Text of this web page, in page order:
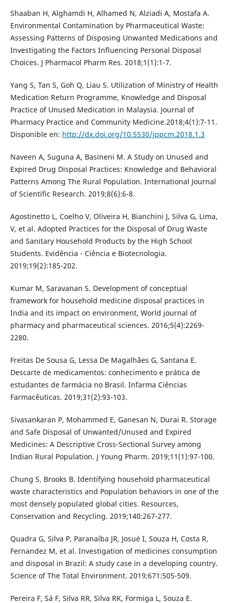
Shaaban H, Alghamdi H, Alhamed N, Alziadi A, Mostafa A.
Environmental Contamination by Pharmaceutical Waste:
Assessing Patterns of Disposing Unwanted Medications and
Investigating the Factors Influencing Personal Disposal
Choices. J Pharmacol Pharm Res. 2018;1(1):1-7.
Yang S, Tan S, Goh Q, Liau S. Utilization of Ministry of Health
Medication Return Programme, Knowledge and Disposal
Practice of Unused Medication in Malaysia. Journal of
Pharmacy Practice and Community Medicine.2018;4(1):7-11.
Disponible en: http://dx.doi.org/10.5530/jppcm.2018.1.3
Naveen A, Suguna A, Basineni M. A Study on Unused and
Expired Drug Disposal Practices: Knowledge and Behavioral
Patterns Among The Rural Population. International Journal
of Scientific Research. 2019;8(6):6-8.
Agostinetto L, Coelho V, Oliveira H, Bianchini J, Silva G, Lima,
V, et al. Adopted Practices for the Disposal of Drug Waste
and Sanitary Household Products by the High School
Students. Evidência - Ciência e Biotecnologia.
2019;19(2):185-202.
Kumar M, Saravanan S. Development of conceptual
framework for household medicine disposal practices in
India and its impact on environment, World journal of
pharmacy and pharmaceutical sciences. 2016;5(4):2269-
2280.
Freitas De Sousa G, Lessa De Magalhães G, Santana E.
Descarte de medicamentos: conhecimento e prática de
estudantes de farmácia no Brasil. Infarma Ciências
Farmacêuticas. 2019;31(2):93-103.
Sivasankaran P, Mohammed E, Ganesan N, Durai R. Storage
and Safe Disposal of Unwanted/Unused and Expired
Medicines: A Descriptive Cross-Sectional Survey among
Indian Rural Population. J Young Pharm. 2019;11(1):97-100.
Chung S, Brooks B. Identifying household pharmaceutical
waste characteristics and Population behaviors in one of the
most densely populated global cities. Resources,
Conservation and Recycling. 2019;140:267-277.
Quadra G, Silva P, Paranaíba JR, Josué I, Souza H, Costa R,
Fernandez M, et al. Investigation of medicines consumption
and disposal in Brazil: A study case in a developing country.
Science of The Total Environment. 2019;671:505-509.
Pereira F, Sá F, Silva RR, Silva RK, Formiga L, Souza E.